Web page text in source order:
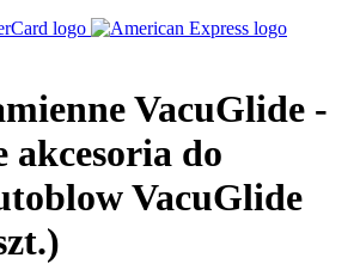
VacuGlide -
akcesoria do
VacuGlide